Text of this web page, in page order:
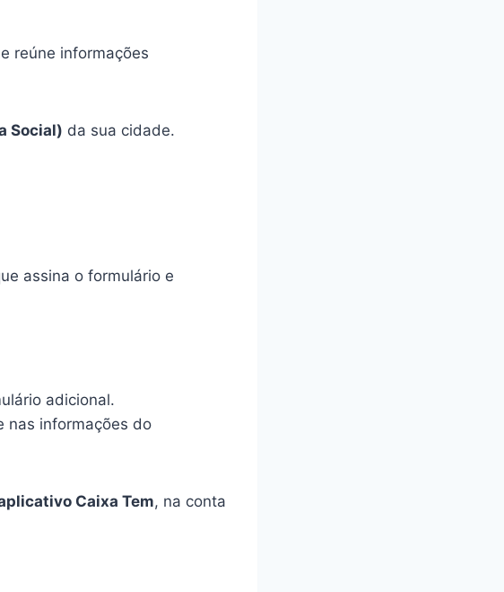
reúne informações
Social) da sua cidade.
assina o formulário e
adicional.
nas informações do
Caixa Tem, na conta